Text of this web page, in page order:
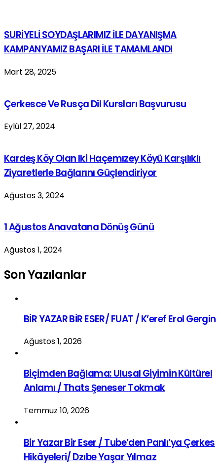
SURİYELİ SOYDAŞLARIMIZ İLE DAYANIŞMA
KAMPANYAMIZ BAŞARI İLE TAMAMLANDI
Mart 28, 2025
Çerkesce Ve Rusça Dil Kursları Başvurusu
Eylül 27, 2024
Kardeş Köy Olan Iki Haçemızey Köyü Karşılıklı
Ziyaretlerle Bağlarını Güçlendiriyor
Ağustos 3, 2024
1 Ağustos Anavatana Dönüş Günü
Ağustos 1, 2024
Son Yazılanlar
BİR YAZAR BİR ESER/ FUAT / K’eref Erol Gergin
Ağustos 1, 2026
Biçimden Bağlama: Ulusal Giyimin Kültürel
Anlamı / Thats Şeneser Tokmak
Temmuz 10, 2026
Bir Yazar Bir Eser / Tube’den Panlı’ya Çerkes
Hikâyeleri/ Dzıbe Yaşar Yılmaz